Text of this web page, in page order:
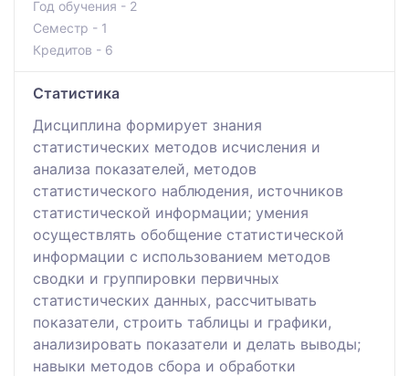
Год обучения - 2
Семестр - 1
Кредитов - 6
Статистика
Дисциплина формирует знания
статистических методов исчисления и
анализа показателей, методов
статистического наблюдения, источников
статистической информации; умения
осуществлять обобщение статистической
информации с использованием методов
сводки и группировки первичных
статистических данных, рассчитывать
показатели, строить таблицы и графики,
анализировать показатели и делать выводы;
навыки методов сбора и обработки